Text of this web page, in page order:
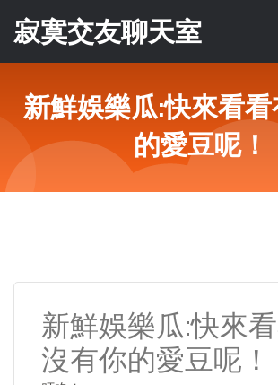
寂寞交友聊天室
新鮮娛樂瓜:快來看
的愛豆呢！
新鮮娛樂瓜:快來
沒有你的愛豆呢！